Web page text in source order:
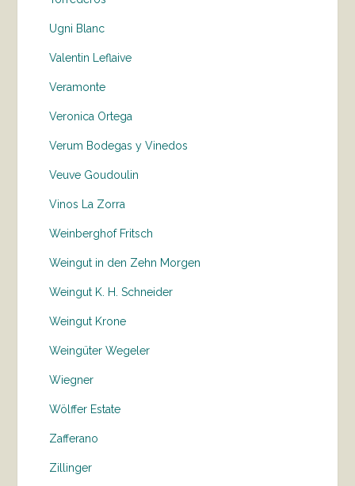
Ugni Blanc
Valentin Leflaive
Veramonte
Veronica Ortega
Verum Bodegas y Vinedos
Veuve Goudoulin
Vinos La Zorra
Weinberghof Fritsch
Weingut in den Zehn Morgen
Weingut K. H. Schneider
Weingut Krone
Weingüter Wegeler
Wiegner
Wölffer Estate
Zafferano
Zillinger